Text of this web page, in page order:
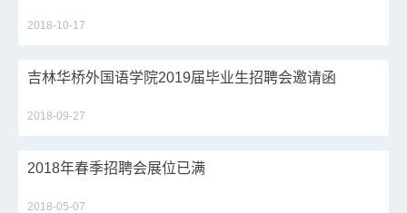
2018-10-17
吉林华桥外国语学院2019届毕业生招聘会邀请函
2018-09-27
2018年春季招聘会展位已满
2018-05-07